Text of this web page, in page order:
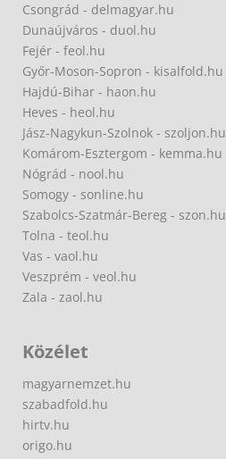
Csongrád - delmagyar.hu
Dunaújváros - duol.hu
Fejér - feol.hu
Győr-Moson-Sopron - kisalfold.hu
Hajdú-Bihar - haon.hu
Heves - heol.hu
Jász-Nagykun-Szolnok - szoljon.hu
Komárom-Esztergom - kemma.hu
Nógrád - nool.hu
Somogy - sonline.hu
Szabolcs-Szatmár-Bereg - szon.hu
Tolna - teol.hu
Vas - vaol.hu
Veszprém - veol.hu
Zala - zaol.hu
Közélet
magyarnemzet.hu
szabadfold.hu
hirtv.hu
origo.hu